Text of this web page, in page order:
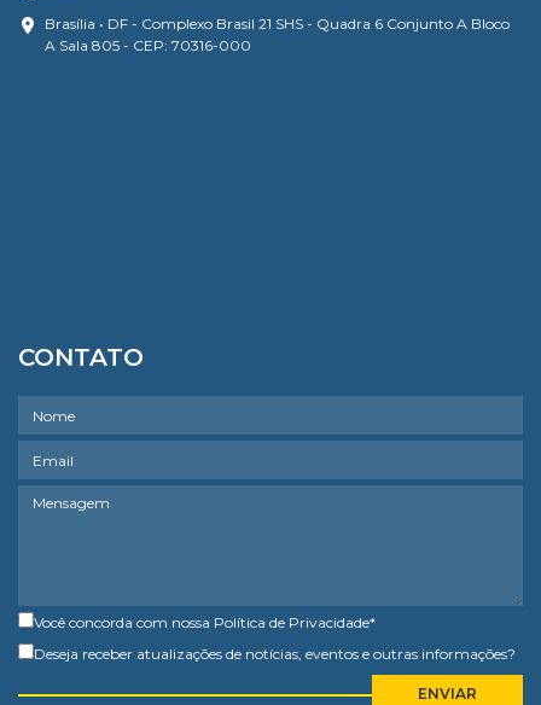
Brasília • DF - Complexo Brasil 21 SHS - Quadra 6 Conjunto A Bloco
A Sala 805 - CEP: 70316-000
CONTATO
Você concorda com nossa Política de Privacidade*
Deseja receber atualizações de notícias, eventos e outras informações?